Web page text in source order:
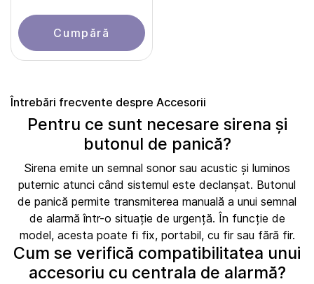
Cumpără
Întrebări frecvente despre Accesorii
Pentru ce sunt necesare sirena și
butonul de panică?
Sirena emite un semnal sonor sau acustic și luminos
puternic atunci când sistemul este declanșat. Butonul
de panică permite transmiterea manuală a unui semnal
de alarmă într-o situație de urgență. În funcție de
model, acesta poate fi fix, portabil, cu fir sau fără fir.
Cum se verifică compatibilitatea unui
accesoriu cu centrala de alarmă?